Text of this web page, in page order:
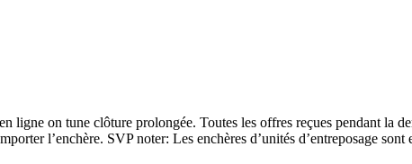
ligne on tune clôture prolongée. Toutes les offres reçues pendant la
l’enchère. SVP noter: Les enchères d’unités d’entreposage